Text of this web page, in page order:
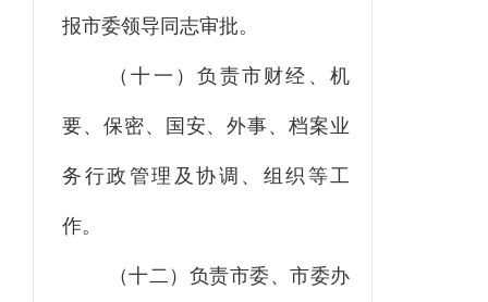
报市委领导同志审批。
（十一）负责市财经、机
要、保密、国安、外事、档案业
务行政管理及协调、组织等工
作。
（十二）负责市委、市委办